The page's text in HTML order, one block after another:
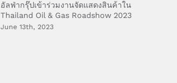
อัลฟ่ากรุ๊ปเข้าร่วมงานจัดแสดงสินค้าใน
Thailand Oil & Gas Roadshow 2023
June 13th, 2023